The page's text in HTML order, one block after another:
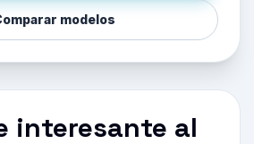
modelos
interesante al